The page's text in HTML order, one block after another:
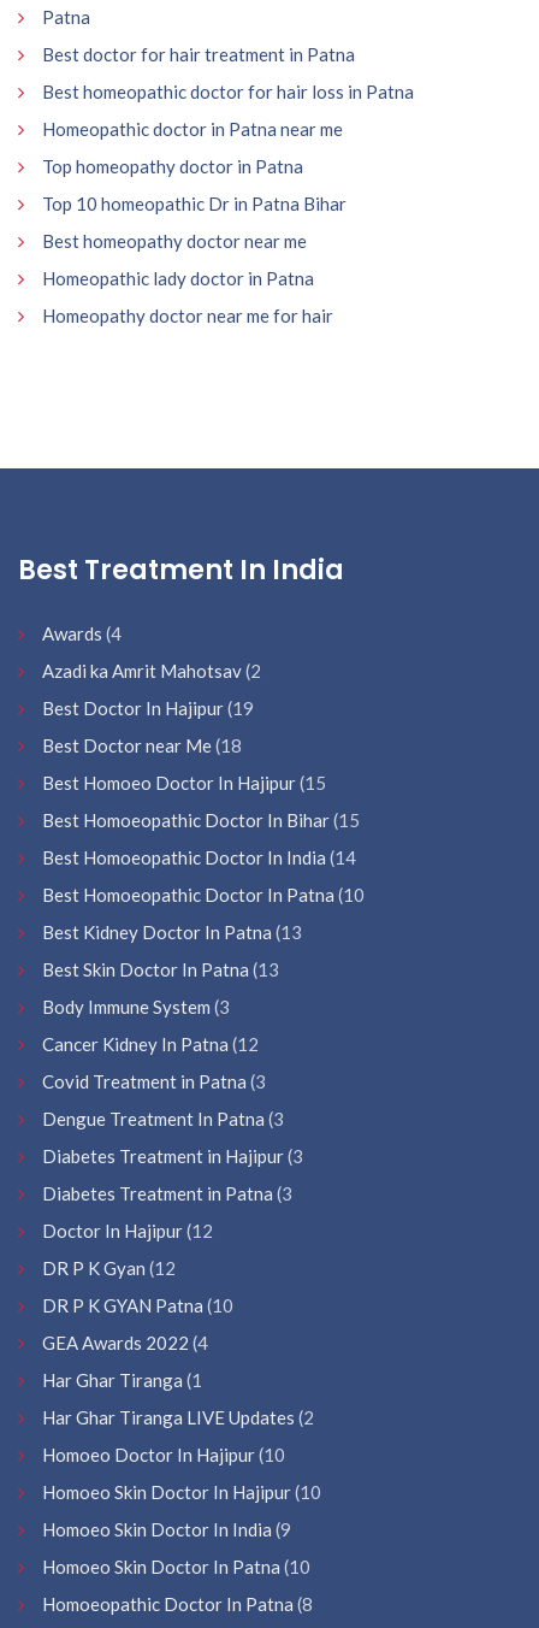
Patna
Best doctor for hair treatment in Patna
Best homeopathic doctor for hair loss in Patna
Homeopathic doctor in Patna near me
Top homeopathy doctor in Patna
Top 10 homeopathic Dr in Patna Bihar
Best homeopathy doctor near me
Homeopathic lady doctor in Patna
Homeopathy doctor near me for hair
Best Treatment In India
Awards (4
Azadi ka Amrit Mahotsav(2
Best Doctor In Hajipur(19
Best Doctor near Me(18
Best Homoeo Doctor In Hajipur(15
Best Homoeopathic Doctor In Bihar(15
Best Homoeopathic Doctor In India (14
Best Homoeopathic Doctor In Patna (10
Best Kidney Doctor In Patna (13
Best Skin Doctor In Patna (13
Body Immune System (3
Cancer Kidney In Patna (12
Covid Treatment in Patna (3
Dengue Treatment In Patna (3
Diabetes Treatment in Hajipur(3
Diabetes Treatment in Patna (3
Doctor In Hajipur(12
DR P K Gyan (12
DR P K GYAN Patna (10
GEA Awards 2022 (4
Har Ghar Tiranga (1
Har Ghar Tiranga LIVE Updates (2
Homoeo Doctor In Hajipur(10
Homoeo Skin Doctor In Hajipur(10
Homoeo Skin Doctor In India (9
Homoeo Skin Doctor In Patna (10
Homoeopathic Doctor In Patna (8